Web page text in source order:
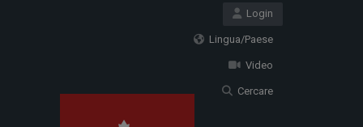
Login
Lingua/Paese
Video
Cercare